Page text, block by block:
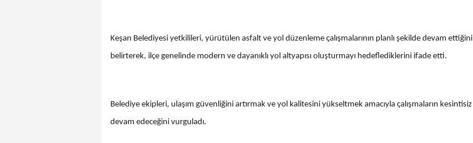
Keşan Belediyesi yetkilileri, yürütülen asfalt ve yol düzenleme çalışmalarının planlı şekilde devam ettiğini
belirterek, ilçe genelinde modern ve dayanıklı yol altyapısı oluşturmayı hedeflediklerini ifade etti.
Belediye ekipleri, ulaşım güvenliğini artırmak ve yol kalitesini yükseltmek amacıyla çalışmaların kesintisiz
devam edeceğini vurguladı.